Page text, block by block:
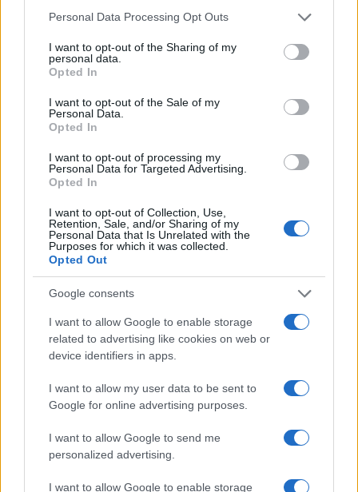
Please note that this website/app uses one or more Google
not limited to your visit or usage behaviour. You may click to
grant or deny consent to Google and its third-party tags to
use your data for below specified purposes in below Google
consent section.
Personal Data Processing Opt Outs
I want to opt-out of the Sharing of my
personal data.
Opted In
I want to opt-out of the Sale of my
Personal Data.
Opted In
I want to opt-out of processing my
Personal Data for Targeted Advertising.
Opted In
I want to opt-out of Collection, Use,
Retention, Sale, and/or Sharing of my
Personal Data that Is Unrelated with the
Purposes for which it was collected.
Opted Out
Google consents
I want to allow Google to enable storage
related to advertising like cookies on web or
device identifiers in apps.
I want to allow my user data to be sent to
Google for online advertising purposes.
I want to allow Google to send me
personalized advertising.
I want to allow Google to enable storage
Continua a leggere
TEEN NEWS